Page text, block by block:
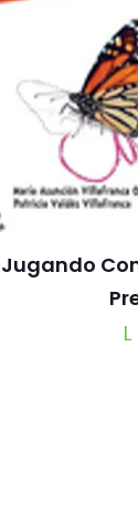
Jugando
L